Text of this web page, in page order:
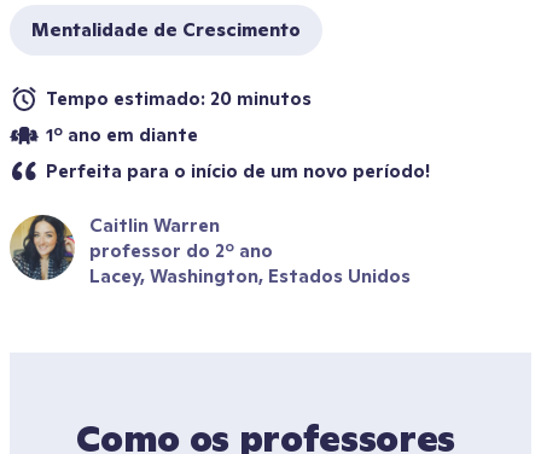
Mentalidade de Crescimento
Tempo estimado: 20 minutos
1º ano em diante
Perfeita para o início de um novo período!
Caitlin Warren
professor do 2º ano
Lacey, Washington, Estados Unidos
Como os professores